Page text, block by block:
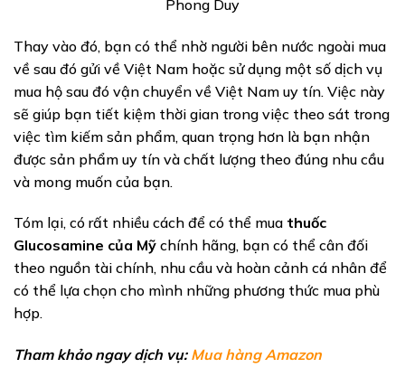
Phong Duy
Thay vào đó, bạn có thể nhờ người bên nước ngoài mua
về sau đó gửi về Việt Nam hoặc sử dụng một số dịch vụ
mua hộ sau đó vận chuyển về Việt Nam uy tín. Việc này
sẽ giúp bạn tiết kiệm thời gian trong việc theo sát trong
việc tìm kiếm sản phẩm, quan trọng hơn là bạn nhận
được sản phẩm uy tín và chất lượng theo đúng nhu cầu
và mong muốn của bạn.
Tóm lại, có rất nhiều cách để có thể mua thuốc
Glucosamine của Mỹ chính hãng, bạn có thể cân đối
theo nguồn tài chính, nhu cầu và hoàn cảnh cá nhân để
có thể lựa chọn cho mình những phương thức mua phù
hợp.
Tham khảo ngay dịch vụ: Mua hàng Amazon